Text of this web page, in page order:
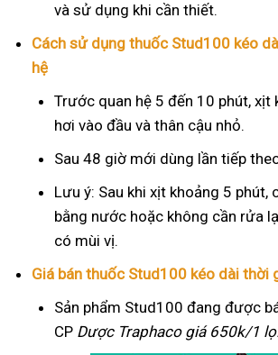
và sử dụng khi cần thiết.
Cách sử dụng thuốc Stud100 kéo
hệ
Trước quan hệ 5 đến 10 phút, xịt
hơi vào đầu và thân cậu nhỏ.
Sau 48 giờ mới dùng lần tiếp
Lưu ý: Sau khi xịt khoảng 5 phút,
bằng nước hoặc không cần rửa
có mùi vị.
Giá bán thuốc Stud100 kéo dài thời
Sản phẩm Stud100 đang được
CP Dược Traphacogiá 650k/1